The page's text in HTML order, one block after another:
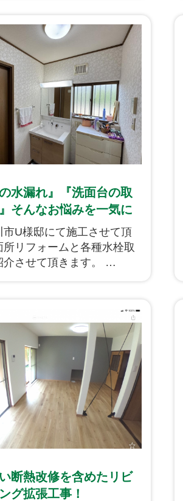
とした洗面脱衣室へとリフ
ました。
水漏れ』『洗面台の取
そんなお悩みを一気に
面所リフォームと各種
をご紹介致します！
市U様邸にて施工させて頂
所リフォームと各種水栓取
させて頂きます。
ないのではないでしょう
悩みを解消した今回のリフ
ォームを考えていらっしゃ
同じような事象にお困りの
、この先のお住まいに起こ
いった事象に対してどうい
施工されるのか、注意す
ど、この工事事例を通して
と思います。
解説して参りますので、
後のリフォームに活かし
幸いです。
断熱改修を含めたリビ
グ拡張工事！